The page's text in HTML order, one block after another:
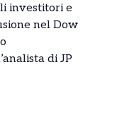
investitori e
nel Dow
di JP